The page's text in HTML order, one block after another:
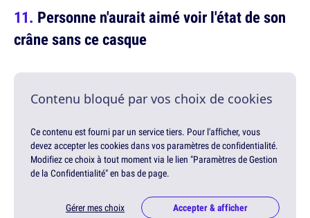
Personne n'aurait aimé voir l'état de son
crâne sans ce casque
Contenu bloqué par vos choix de cookies
Ce contenu est fourni par un service tiers. Pour l'afficher, vous
devez accepter les cookies dans vos paramètres de confidentialité.
Modifiez ce choix à tout moment via le lien "Paramètres de Gestion
de la Confidentialité" en bas de page.
Gérer mes choix Accepter & afficher